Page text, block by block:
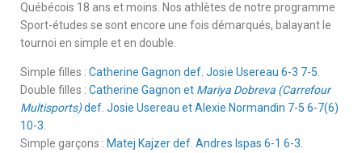
Québécois 18 ans et moins. Nos athlètes de notre programme
Sport-études se sont encore une fois démarqués, balayant le
tournoi en simple et en double.
Simple filles : Catherine Gagnon def. Josie Usereau 6-3 7-5.
Double filles : Catherine Gagnon et Mariya Dobreva (Carrefour
Multisports)def. Josie Usereau et Alexie Normandin 7-5 6-7(6)
10-3.
Simple garçons : Matej Kajzer def. Andres Ispas 6-1 6-3.